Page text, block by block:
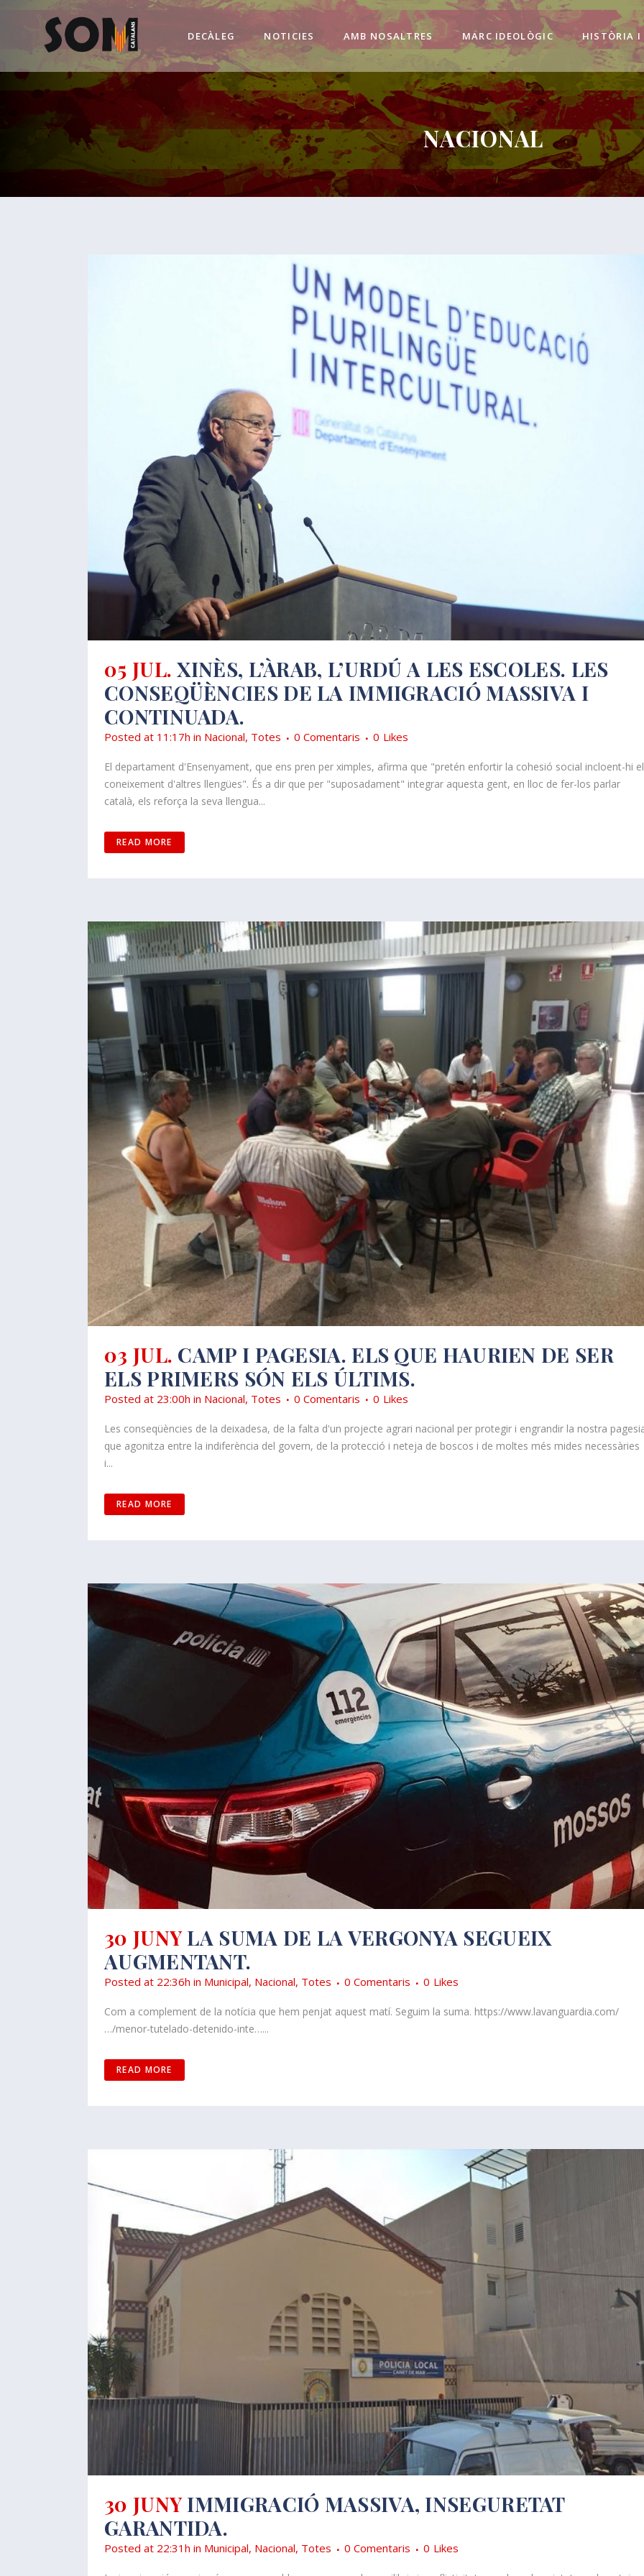
DECÀLEG NOTICIES AMB NOSALTRES MARC IDEOLÒGIC HISTÒRIA I
NACIONAL
05 JUL. XINÈS, L’ÀRAB, L’URDÚ A LES ESCOLES. LES
CONSEQÜÈNCIES DE LA IMMIGRACIÓ MASSIVA I
CONTINUADA.
Posted at 11:17h in Nacional, Totes 0 Comentaris 0 Likes
El departament d'Ensenyament, que ens pren per ximples, afirma que "pretén enfortir la cohesió social incloent-hi el
coneixement d'altres llengües". És a dir que per "suposadament" integrar aquesta gent, en lloc de fer-los parlar
català, els reforça la seva llengua...
READ MORE
03 JUL. CAMP I PAGESIA. ELS QUE HAURIEN DE SER
ELS PRIMERS SÓN ELS ÚLTIMS.
Posted at 23:00h in Nacional, Totes 0 Comentaris 0 Likes
Les conseqüències de la deixadesa, de la falta d'un projecte agrari nacional per protegir i engrandir la nostra
que agonitza entre la indiferència del govern, de la protecció i neteja de boscos i de moltes més mides necessàries
i...
READ MORE
30 JUNY LA SUMA DE LA VERGONYA SEGUEIX
AUGMENTANT.
Posted at 22:36h in Municipal, Nacional, Totes 0 Comentaris 0 Likes
Com a complement de la notícia que hem penjat aquest matí. Seguim la suma. https://www.lavanguardia.com/
…/menor-tutelado-detenido-inte…...
READ MORE
30 JUNY IMMIGRACIÓ MASSIVA, INSEGURETAT
GARANTIDA.
Posted at 22:31h in Municipal, Nacional, Totes 0 Comentaris 0 Likes